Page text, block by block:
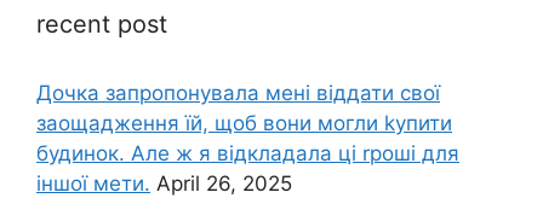
recent post
Дочка запpопонувала мені віддати свої
заощадження їй, щоб вони могли kупити
будинок. Але ж я відкладала ці rроші для
іншої мети. April 26, 2025